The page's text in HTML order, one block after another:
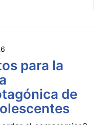
para la
de